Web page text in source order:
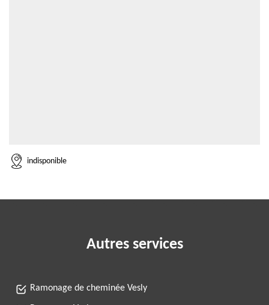
indisponible
Autres services
Ramonage de cheminée Vesly